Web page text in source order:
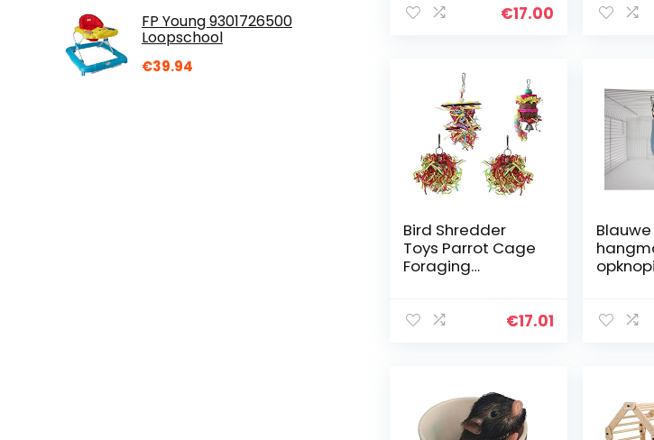
FP Young 9301726500
Loopschool
€39.94
speelgoed,
€17.00
55 cm,
Bird Shredder
Toys Parrot Cage
Foraging
Toys Accessoires
€17.01
Blauwe